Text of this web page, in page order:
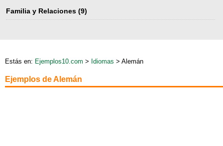
Familia y Relaciones (9)
Estás en: Ejemplos10.com > Idiomas > Alemán
Ejemplos de Alemán